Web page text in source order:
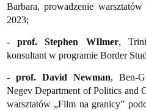
Barbara,prowadzenie
2023;
- prof. Stephen WIlmer,
konsultant w programie Border
- prof. David Newman,Ben-
Negev Department of Politics and
warsztatów „Film na granicy”